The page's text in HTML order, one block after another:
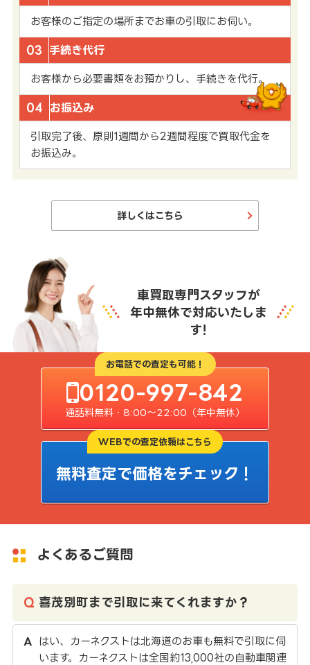
お客様のご指定の場所までお車の引取にお伺い。
03 手続き代行
お客様から必要書類をお預かりし、手続きを代行。
04 お振込み
引取完了後、原則1週間から2週間程度で買取代金を
お振込み。
詳しくはこちら
車買取専門スタッフが
年中無休で対応いたしま
す!
お電話での査定も可能！
0120-997-842
通話料無料・8:00〜22:00（年中無休）
WEBでの査定依頼はこちら
無料査定で価格をチェック！
よくあるご質問
喜茂別町まで引取に来てくれますか？
はい、カーネクストは北海道のお車も無料で引取に伺
います。カーネクストは全国約13,000社の自動車関連